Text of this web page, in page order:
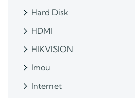
Hard Disk
HDMI
HIKVISION
Imou
Internet